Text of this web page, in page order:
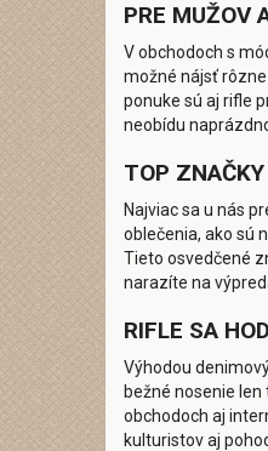
PRE MUŽOV
V obchodoch s
možné nájsť
ponuke sú aj rifle
neobídu
TOP ZNAČKY
Najviac sa u nás
oblečenia, ako sú
Tieto osvedčené
narazíte na
RIFLE SA
Výhodou
bežné nosenie
obchodoch aj
kulturistov aj